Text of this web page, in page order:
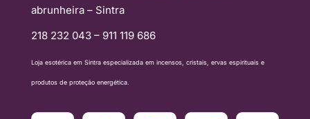
abrunheira – Sintra
218 232 043 – 911 119 686
Loja esotérica em Sintra especializada em incensos, cristais, ervas espirituais e
produtos de proteção energética.